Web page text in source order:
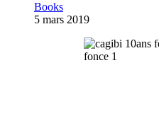
Books
5 mars 2019